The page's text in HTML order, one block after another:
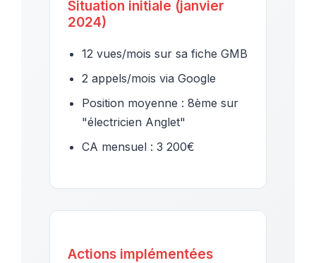
Situation initiale (janvier
2024)
12 vues/mois sur sa fiche GMB
2 appels/mois via Google
Position moyenne : 8ème sur
"électricien Anglet"
CA mensuel : 3 200€
Actions implémentées